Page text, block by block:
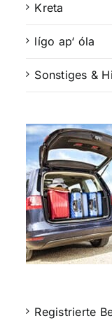
Kreta
lígo ap‘ óla
Sonstiges &
Registrierte